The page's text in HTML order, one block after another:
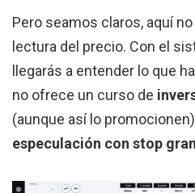
Pero seamos claros, aquí
lectura del precio. Con el
llegarás a entender lo que
no ofrece un curso de
(aunque así lo
especulación con stop